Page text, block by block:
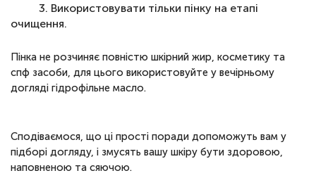
3. Використовувати тільки пінку на етапі
очищення.
Пінка не розчиняє повністю шкірний жир, косметику та
спф засоби, для цього використовуйте у вечірньому
догляді гідрофільне масло.
Сподіваємося, що ці прості поради допоможуть вам у
підборі догляду, і змусять вашу шкіру бути здоровою,
наповненою та сяючою.